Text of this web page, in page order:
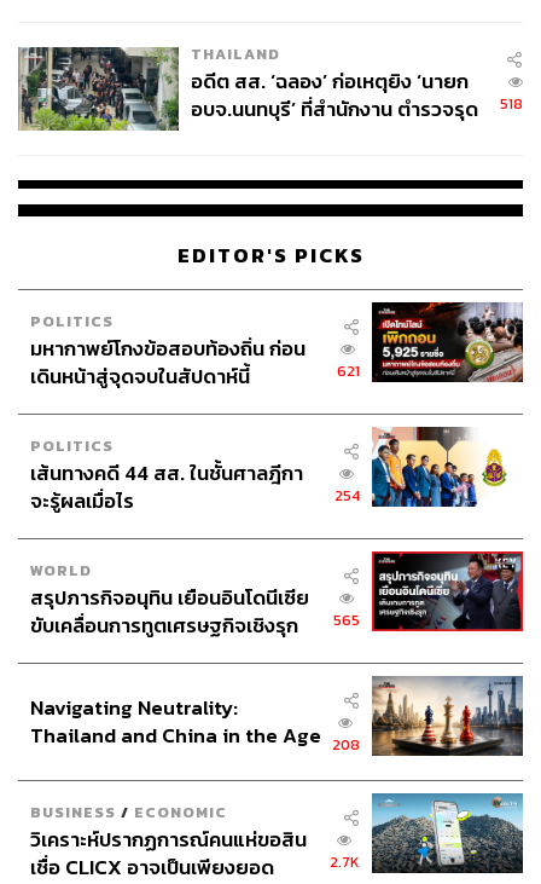
THAILAND
อดีต สส. ‘ฉลอง’ ก่อเหตุยิง ‘นายก
อบจ.นนทบุรี’ ที่สำนักงาน ตำรวจรุด
518
EDITOR'S PICKS
POLITICS
มหากาพย์โกงข้อสอบท้องถิ่น ก่อน
เดินหน้าสู่จุดจบในสัปดาห์นี้
621
POLITICS
เส้นทางคดี 44 สส. ในชั้นศาลฎีกา
จะรู้ผลเมื่อไร
254
WORLD
สรุปภารกิจอนุทิน เยือนอินโดนีเซีย
ขับเคลื่อนการทูตเศรษฐกิจเชิงรุก
565
Navigating Neutrality:
Thailand and China in the Age
208
BUSINESS / ECONOMIC
วิเคราะห์ปรากฏการณ์คนแห่ขอสิน
เชื่อ CLICX อาจเป็นเพียงยอด
2.7K